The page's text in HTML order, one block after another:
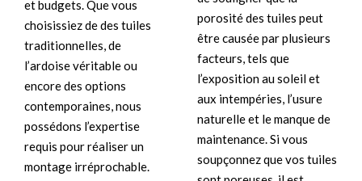
et budgets. Que vous
choisissiez de des tuiles
traditionnelles, de
l’ardoise véritable ou
encore des options
contemporaines, nous
possédons l’expertise
requis pour réaliser un
montage irréprochable.
porosité des tuiles peut
être causée par plusieurs
facteurs, tels que
l’exposition au soleil et
aux intempéries, l’usure
naturelle et le manque de
maintenance. Si vous
soupçonnez que vos tuiles